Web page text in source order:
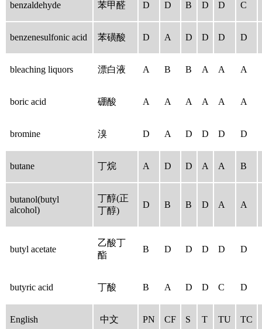
benzaldehyde 苯甲醛 D D B D D C
benzenesulfonic acid 苯磺酸 D A D D D D
bleaching liquors 漂白液 A B B A A A
boric acid 硼酸 A A A A A A
bromine 溴 D A D D D D
butane 丁烷 A D D A A B
butanol(butyl
alcohol)
丁醇(正
丁醇)
D B B D A A
butyl acetate
乙酸丁
酯
B D D D D D
butyric acid 丁酸 B A D D C D
English 中文 PN CF S T TU TC